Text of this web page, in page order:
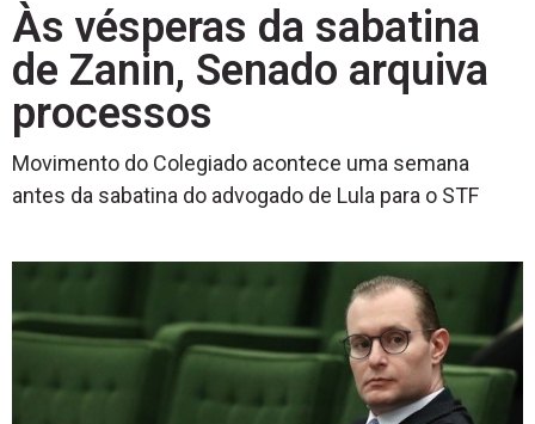
Às vésperas da sabatina
de Zanin, Senado arquiva
processos
Movimento do Colegiado acontece uma semana
antes da sabatina do advogado de Lula para o STF